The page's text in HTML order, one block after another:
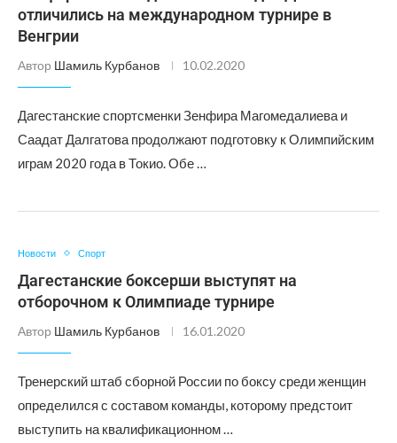
отличились на международном турнире в
Венгрии
Автор Шамиль Курбанов 10.02.2020
Дагестанские спортсменки Зенфира Магомедалиева и
Саадат Далгатова продолжают подготовку к Олимпийским
играм 2020 года в Токио. Обе …
Новости Спорт
Дагестанские боксерши выступят на
отборочном к Олимпиаде турнире
Автор Шамиль Курбанов 16.01.2020
Тренерский штаб сборной России по боксу среди женщин
определился с составом команды, которому предстоит
выступить на квалификационном …